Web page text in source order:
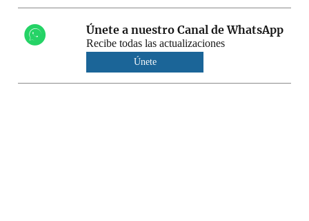
Únete a nuestro Canal de WhatsApp
Recibe todas las actualizaciones
Únete